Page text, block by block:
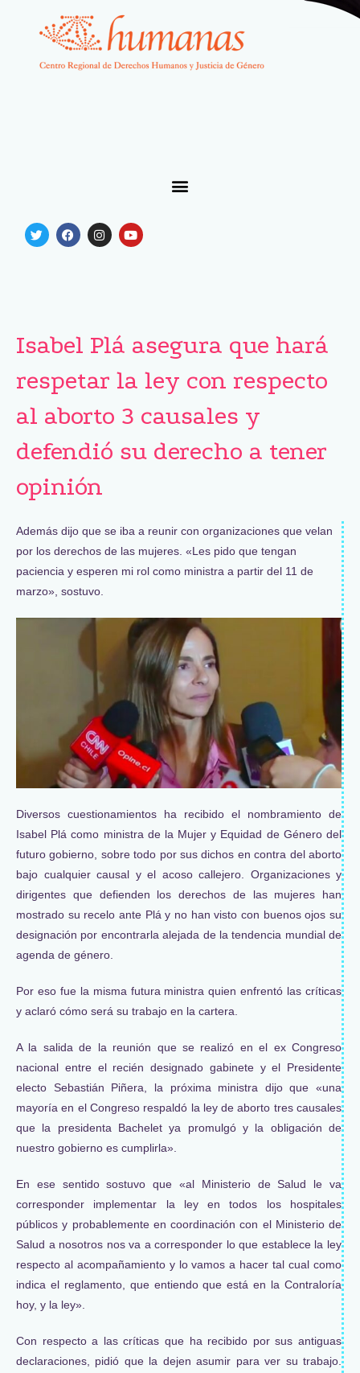
Isabel Plá asegura que hará
respetar la ley con respecto
al aborto 3 causales y
defendió su derecho a tener
opinión
Además dijo que se iba a reunir con organizaciones que velan
por los derechos de las mujeres. «Les pido que tengan
paciencia y esperen mi rol como ministra a partir del 11 de
marzo», sostuvo.
Diversos cuestionamientos ha recibido el nombramiento de
Isabel Plá como ministra de la Mujer y Equidad de Género del
futuro gobierno, sobre todo por sus dichos en contra del aborto
bajo cualquier causal y el acoso callejero. Organizaciones y
dirigentes que defienden los derechos de las mujeres han
mostrado su recelo ante Plá y no han visto con buenos ojos su
designación por encontrarla alejada de la tendencia mundial de
agenda de género.
Por eso fue la misma futura ministra quien enfrentó las críticas
y aclaró cómo será su trabajo en la cartera.
A la salida de la reunión que se realizó en el ex Congreso
nacional entre el recién designado gabinete y el Presidente
electo Sebastián Piñera, la próxima ministra dijo que «una
mayoría en el Congreso respaldó la ley de aborto tres causales
que la presidenta Bachelet ya promulgó y la obligación de
nuestro gobierno es cumplirla».
En ese sentido sostuvo que «al Ministerio de Salud le va
corresponder implementar la ley en todos los hospitales
públicos y probablemente en coordinación con el Ministerio de
Salud a nosotros nos va a corresponder lo que establece la ley
respecto al acompañamiento y lo vamos a hacer tal cual como
indica el reglamento, que entiendo que está en la Contraloría
hoy, y la ley».
Con respecto a las críticas que ha recibido por sus antiguas
declaraciones, pidió que la dejen asumir para ver su trabajo.